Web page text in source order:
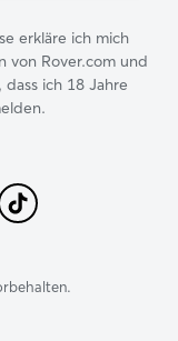
erkläre ich mich
von Rover.com und
ich 18 Jahre